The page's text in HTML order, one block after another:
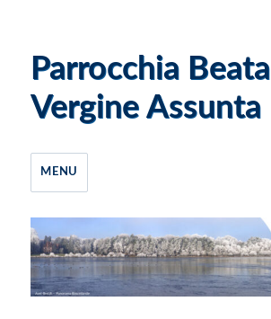
Parrocchia Beata
Vergine Assunta
MENU